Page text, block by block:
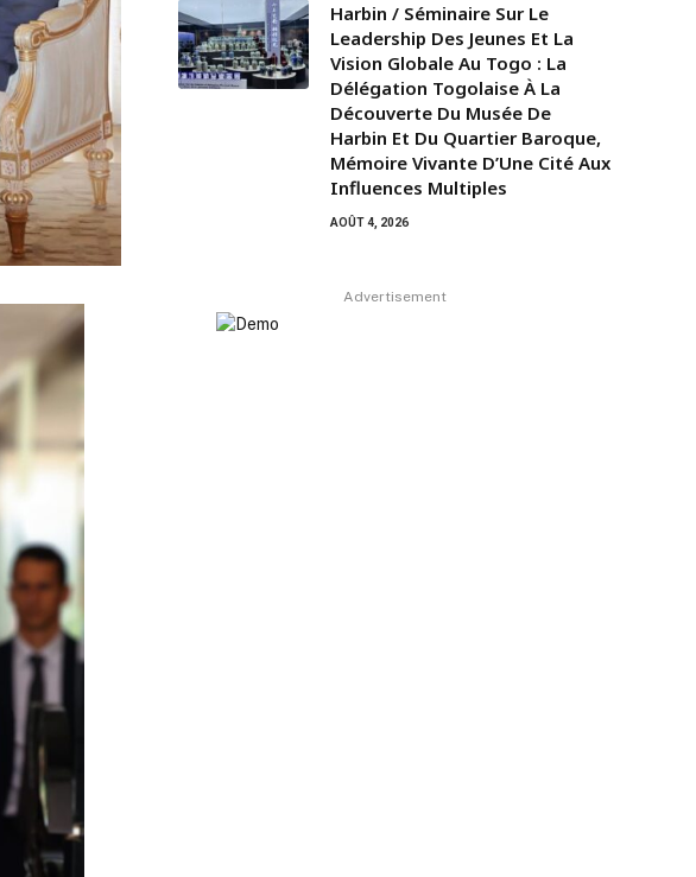
Harbin / Séminaire Sur Le
Leadership Des Jeunes Et La
Vision Globale Au Togo : La
Délégation Togolaise À La
Découverte Du Musée De
Harbin Et Du Quartier Baroque,
Mémoire Vivante D’Une Cité Aux
Influences Multiples
AOÛT 4, 2026
Advertisement